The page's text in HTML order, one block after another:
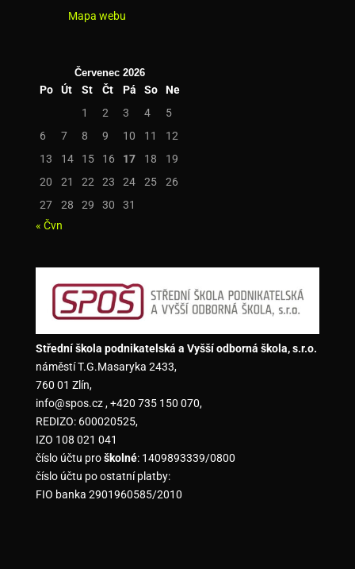
Mapa webu
Červenec 2026
Po Út St Čt Pá So
Ne
1
2 3 4
5
6
7 8 9 10 11
12
13
14 15 16 17 18
19
20
21 22 23 24 25
26
27
28 29 30
31
« Čvn
Střední škola podnikatelská a Vyšší odborná škola, s.r.o.
náměstí T.G.Masaryka 2433,
760 01 Zlín,
info@spos.cz , +420 735 150 070,
REDIZO: 600020525,
IZO 108 021 041
číslo účtu proškolné: 1409893339/0800
číslo účtu po ostatní platby:
FIO banka 2901960585/2010